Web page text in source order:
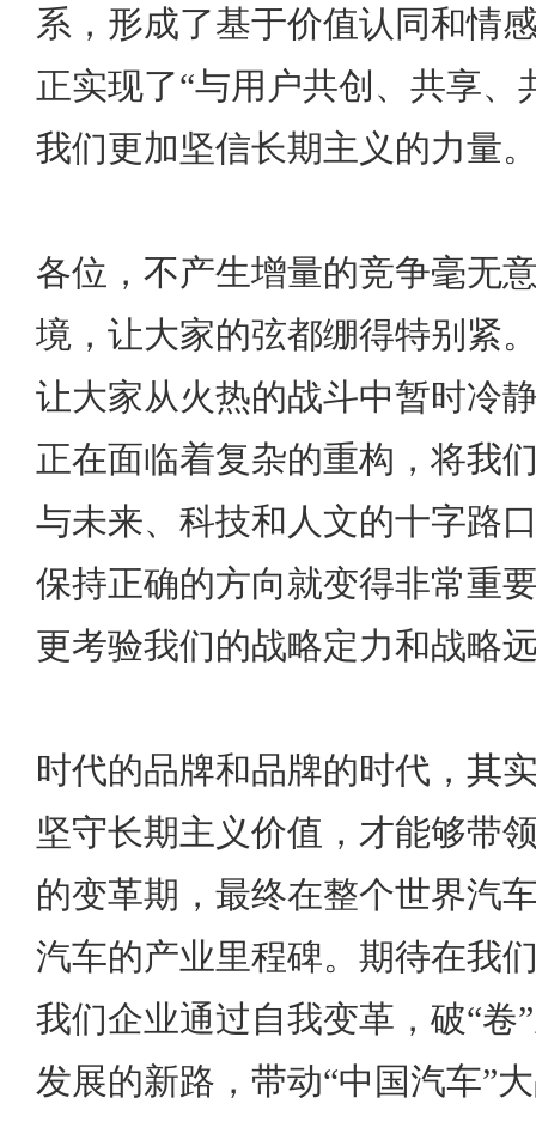
系，形成了基于价值认同和情
正实现了“与用户共创、共享、
我们更加坚信长期主义的力量
各位，不产生增量的竞争毫无
境，让大家的弦都绷得特别紧
让大家从火热的战斗中暂时冷
正在面临着复杂的重构，将我
与未来、科技和人文的十字路
保持正确的方向就变得非常重
更考验我们的战略定力和战略
时代的品牌和品牌的时代，其
坚守长期主义价值，才能够带
的变革期，最终在整个世界汽
汽车的产业里程碑。期待在我
我们企业通过自我变革，破“卷
发展的新路，带动“中国汽车”